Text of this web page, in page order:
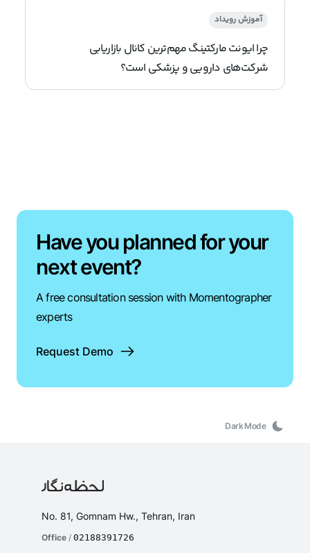
آموزش رویداد
چرا ایونت مارکتینگ مهم‌ترین کانال بازاریابی
شرکت‌های دارویی و پزشکی است؟
Have you planned for your
next event?
A free consultation session with Momentographer
experts
Request Demo
Dark Mode
No. 81, Gomnam Hw., Tehran, Iran
Office / 02188391726